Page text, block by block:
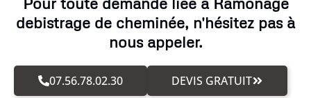
debistrage de cheminée, n'hésitez pas à
nous appeler.
07.56.78.02.30 DEVIS GRATUIT